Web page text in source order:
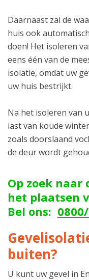
Daarnaast zal de
huis ook
doen! Het isoleren
eens één van de
isolatie, omdat uw
uw huis bestrijkt.
Na het isoleren van
last van koude
zoals doorslaand
de deur wordt
Op zoek
het plaatsen
Bel ons:
buiten?
U kunt uw gevel in